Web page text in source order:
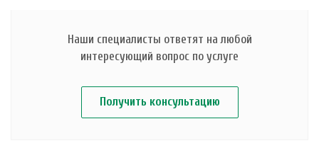
Наши специалисты ответят на любой
интересующий вопрос по услуге
Получить консультацию